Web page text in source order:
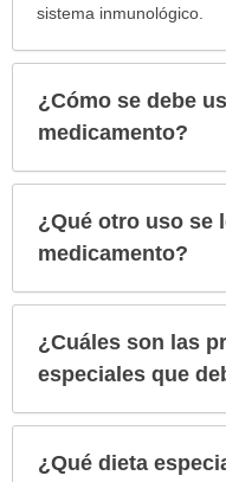
sistema inmunológico.
¿Cómo se debe
medicamento?
¿Qué otro uso se
medicamento?
¿Cuáles son las
especiales que
¿Qué dieta